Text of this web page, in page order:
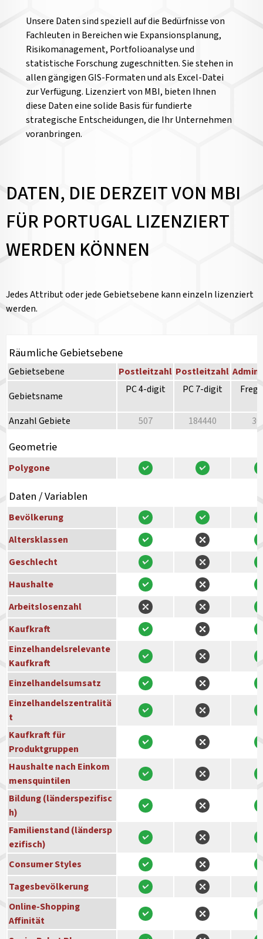
Unsere Daten sind speziell auf die Bedürfnisse von
Fachleuten in Bereichen wie Expansionsplanung,
Risikomanagement, Portfolioanalyse und
statistische Forschung zugeschnitten. Sie stehen in
allen gängigen GIS-Formaten und als Excel-Datei
zur Verfügung. Lizenziert von MBI, bieten Ihnen
diese Daten eine solide Basis für fundierte
strategische Entscheidungen, die Ihr Unternehmen
voranbringen.
DATEN, DIE DERZEIT VON MBI
FÜR PORTUGAL LIZENZIERT
WERDEN KÖNNEN
Jedes Attribut oder jede Gebietsebene kann einzeln lizenziert
werden.
Räumliche Gebietsebene
Gebietsebene Postleitzahl Postleitzahl
Gebietsname
PC 4-digit PC 7-digit
Anzahl Gebiete 507 184440
Geometrie
Polygone
Daten / Variablen
Bevölkerung
Altersklassen
Geschlecht
Haushalte
Arbeitslosenzahl
Kaufkraft
Einzelhandelsrelevante
Kaufkraft
Einzelhandelsumsatz
Einzelhandelszentralitä
t
Kaufkraft für
Produktgruppen
Haushalte nach Einkom
mensquintilen
Bildung (länderspezifisc
h)
Familienstand (ländersp
ezifisch)
Consumer Styles
Tagesbevölkerung
Online-Shopping
Affinität